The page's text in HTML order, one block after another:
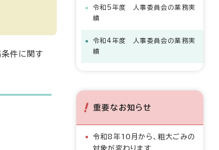
件に関す
令和5年度 人事委員会の業務実
績
令和4年度 人事委員会の業務実
績
重要なお知らせ
令和8年10月から、粗大ごみの
対象が変わります